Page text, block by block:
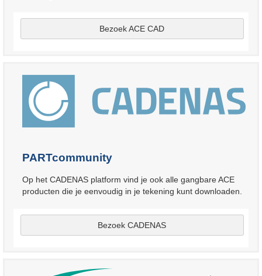
Bezoek ACE CAD
PARTcommunity
Op het CADENAS platform vind je ook alle gangbare ACE
producten die je eenvoudig in je tekening kunt downloaden.
Bezoek CADENAS